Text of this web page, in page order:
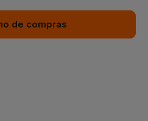
de compras